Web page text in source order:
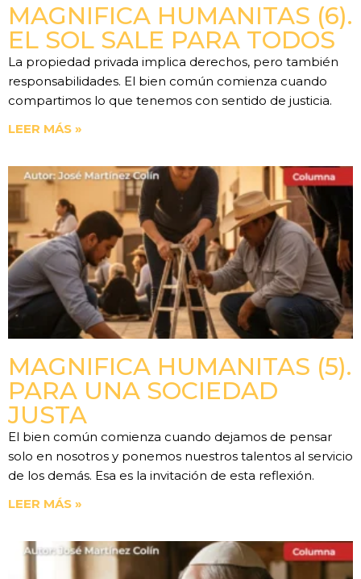
MAGNIFICA HUMANITAS (6).
EL SOL SALE PARA TODOS
La propiedad privada implica derechos, pero también
responsabilidades. El bien común comienza cuando
compartimos lo que tenemos con sentido de justicia.
LEER MÁS »
MAGNIFICA HUMANITAS (5).
PARA UNA SOCIEDAD
JUSTA
El bien común comienza cuando dejamos de pensar
solo en nosotros y ponemos nuestros talentos al servicio
de los demás. Esa es la invitación de esta reflexión.
LEER MÁS »